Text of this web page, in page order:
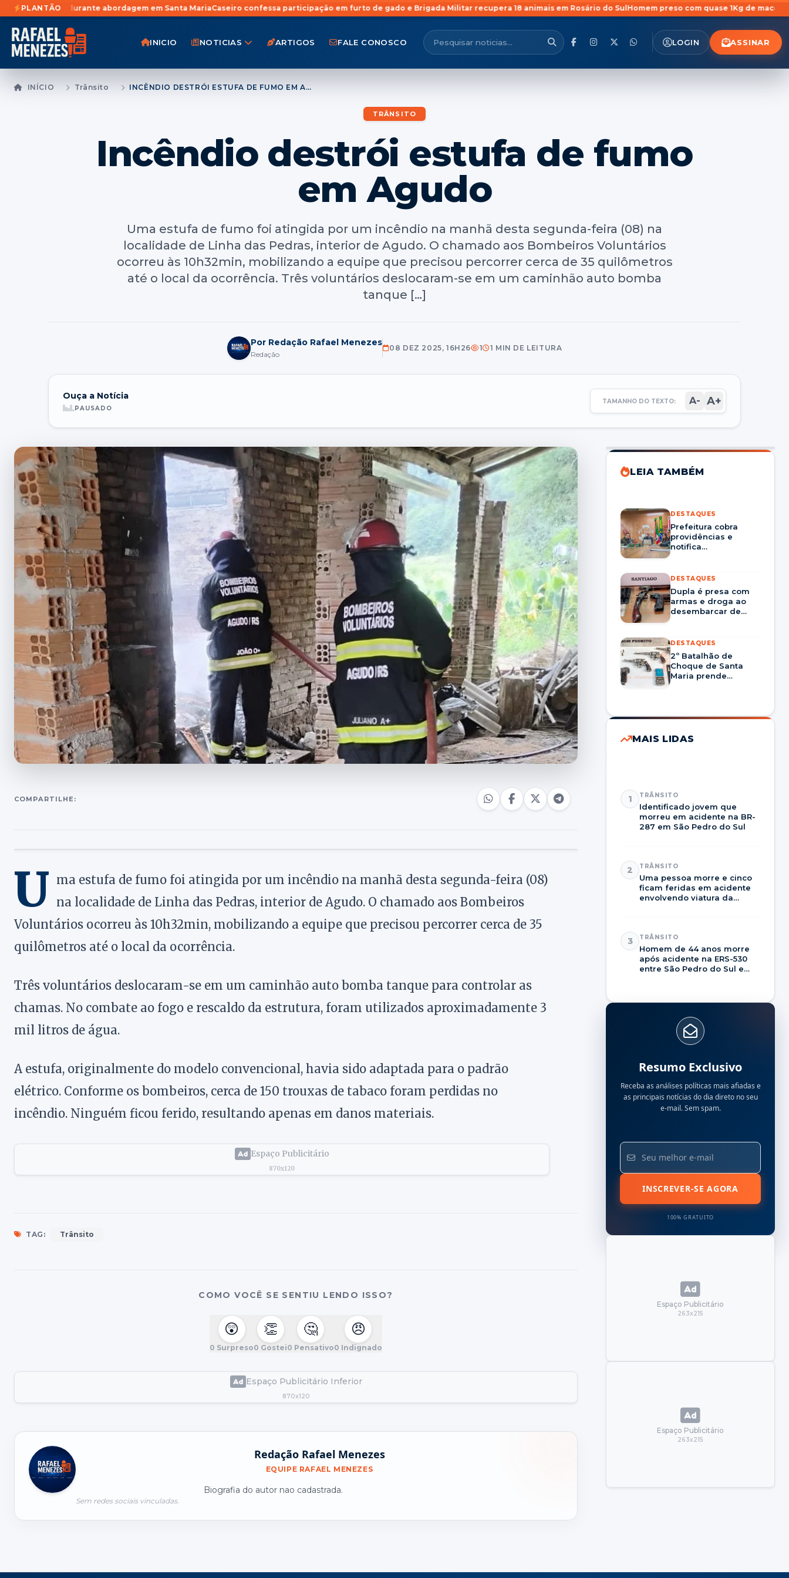
PLANTÃO
abordagem em Santa MariaCaseiro confessa participação em furto de gado e Brigada Militar recupera 18 animais em Rosário do SulHomem preso com quase 1Kg de maconha em São
INICIO NOTICIAS ARTIGOS FALE CONOSCO LOGIN ASSINAR
INÍCIO Trânsito INCÊNDIO DESTRÓI ESTUFA DE FUMO EM AGUDO
TRÂNSITO
Incêndio destrói estufa de fumo
em Agudo
Uma estufa de fumo foi atingida por um incêndio na manhã desta segunda-feira (08) na
localidade de Linha das Pedras, interior de Agudo. O chamado aos Bombeiros Voluntários
ocorreu às 10h32min, mobilizando a equipe que precisou percorrer cerca de 35 quilômetros
até o local da ocorrência. Três voluntários deslocaram-se em um caminhão auto bomba
tanque […]
Por Redação Rafael Menezes
Redação
08 DEZ 2025, 16H26 1 1 MIN DE LEITURA
Ouça a Notícia
PAUSADO
TAMANHO DO TEXTO: A- A+
COMPARTILHE:
U ma estufa de fumo foi atingida por um incêndio na manhã desta segunda-feira (08)
na localidade de Linha das Pedras, interior de Agudo. O chamado aos Bombeiros
Voluntários ocorreu às 10h32min, mobilizando a equipe que precisou percorrer cerca de 35
quilômetros até o local da ocorrência.
Três voluntários deslocaram-se em um caminhão auto bomba tanque para controlar as
chamas. No combate ao fogo e rescaldo da estrutura, foram utilizados aproximadamente 3
mil litros de água.
A estufa, originalmente do modelo convencional, havia sido adaptada para o padrão
elétrico. Conforme os bombeiros, cerca de 150 trouxas de tabaco foram perdidas no
incêndio. Ninguém ficou ferido, resultando apenas em danos materiais.
Espaço Publicitário
870x120
TAG: Trânsito
COMO VOCÊ SE SENTIU LENDO ISSO?
😲
0 Surpreso
👏
0 Gostei
🤔
0 Pensativo
😠
0 Indignado
Espaço Publicitário Inferior
870x120
Redação Rafael Menezes
EQUIPE RAFAEL MENEZES
Biografia do autor nao cadastrada.
Sem redes sociais vinculadas.
LEIA TAMBÉM
DESTAQUES
Prefeitura cobra
providências e
notifica
serviços em Santa
Maria
DESTAQUES
Dupla é presa com
armas e droga ao
desembarcar de
DESTAQUES
2º Batalhão de
Choque de Santa
Maria prende
Dom Pedrito
MAIS LIDAS
1 TRÂNSITO
Identificado jovem que
morreu em acidente na BR-
287 em São Pedro do Sul
2 TRÂNSITO
Uma pessoa morre e cinco
ficam feridas em acidente
envolvendo viatura da
3 TRÂNSITO
Homem de 44 anos morre
após acidente na ERS-530
entre São Pedro do Sul e
Resumo Exclusivo
Receba as análises políticas mais afiadas e
as principais notícias do dia direto no seu
e-mail. Sem spam.
INSCREVER-SE AGORA
100% GRATUITO
Espaço Publicitário
263x215
Espaço Publicitário
263x215